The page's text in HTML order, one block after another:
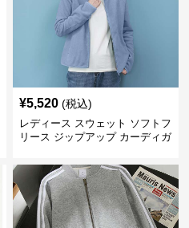
¥5,520 (税込)
レディース スウェット ソフトフ
リース ジップアップ カーディガ